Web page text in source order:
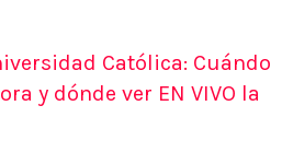
Católica: Cuándo
y dónde ver EN VIVO la